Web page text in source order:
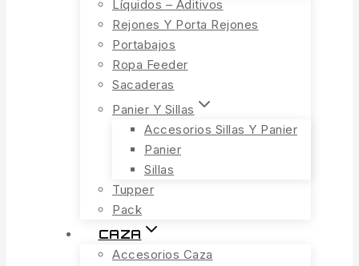
Líquidos – Aditivos
Rejones Y Porta Rejones
Portabajos
Ropa Feeder
Sacaderas
Panier Y Sillas
Accesorios Sillas Y Panier
Panier
Sillas
Tupper
Pack
CAZA
Accesorios Caza